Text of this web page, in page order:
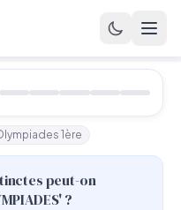
1ère
peut-on
?